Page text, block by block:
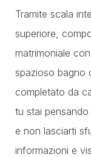
Tramite scala
superiore,
matrimoniale
spazioso bagno
completato da
tu stai
e non lasciarti
informazioni e